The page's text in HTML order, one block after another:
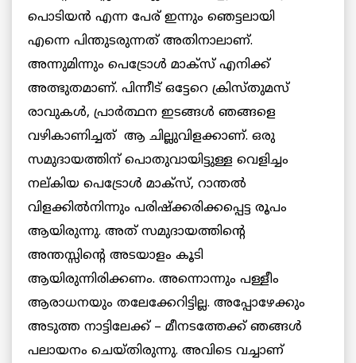
പൊടിയന്‍ എന്ന പേര് ഇന്നും ഞെട്ടലായി
എന്നെ പിന്തുടരുന്നത് അതിനാലാണ്.
അന്നുമിന്നും പെട്രോള്‍ മാക്സ് എനിക്ക്
അത്ഭുതമാണ്. പിന്നീട് ഒട്ടേറെ ക്രിസ്തുമസ്
രാവുകള്‍, പ്രാര്‍ത്ഥന ഇടങ്ങള്‍ ഞങ്ങളെ
വഴികാണിച്ചത് ആ ചില്ലുവിളക്കാണ്. ഒരു
സമുദായത്തിന് പൊതുവായിട്ടുള്ള വെളിച്ചം
നല്കിയ പെട്രോള്‍ മാക്സ്, റാന്തല്‍
വിളക്കില്‍നിന്നും പരിഷ്ക്കരിക്കപ്പെട്ട രൂപം
ആയിരുന്നു. അത് സമുദായത്തിന്റെ
അന്തസ്സിന്റെ അടയാളം കൂടി
ആയിരുന്നിരിക്കണം. അന്നൊന്നും പള്ളീം
ആരാധനയും തലേക്കേറിട്ടില്ല. അപ്പോഴേക്കും
അടുത്ത നാട്ടിലേക്ക് – മീനടത്തേക്ക് ഞങ്ങള്‍
പലായനം ചെയ്തിരുന്നു. അവിടെ വച്ചാണ്